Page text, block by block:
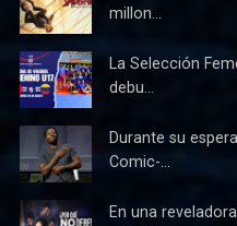
millon...
La Selección
debu...
Durante su
Comic-...
En una